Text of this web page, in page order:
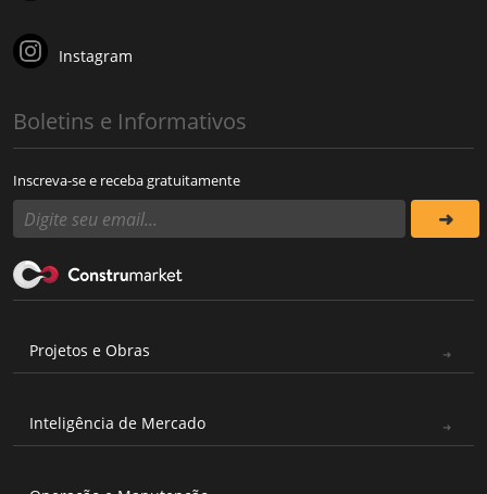
Instagram
Boletins e Informativos
Inscreva-se e receba gratuitamente
Projetos e Obras
Inteligência de Mercado